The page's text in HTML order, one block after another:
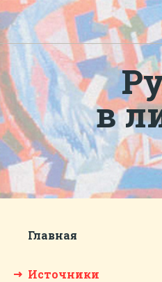
в
Главная
Источники